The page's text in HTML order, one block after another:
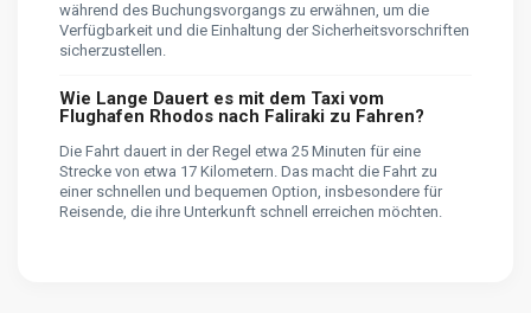
während des Buchungsvorgangs zu erwähnen, um die
Verfügbarkeit und die Einhaltung der Sicherheitsvorschriften
sicherzustellen.
Wie Lange Dauert es mit dem Taxi vom
Flughafen Rhodos nach Faliraki zu Fahren?
Die Fahrt dauert in der Regel etwa 25 Minuten für eine
Strecke von etwa 17 Kilometern. Das macht die Fahrt zu
einer schnellen und bequemen Option, insbesondere für
Reisende, die ihre Unterkunft schnell erreichen möchten.